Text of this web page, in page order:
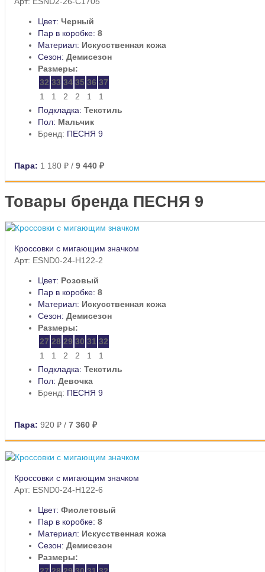
Цвет: Черный
Пар в коробке: 8
Материал: Искусственная кожа
Сезон: Демисезон
Размеры:
32 33 34 35 36 37
1
1 2 2 1
1
Подкладка: Текстиль
Пол: Мальчик
Бренд: ПЕСНЯ 9
Пара: 1 180 ₽ / 9 440 ₽
Товары бренда ПЕСНЯ 9
Кроссовки с мигающим значком
Арт: ESND0-24-H122-2
Цвет: Розовый
Пар в коробке: 8
Материал: Искусственная кожа
Сезон: Демисезон
Размеры:
27 28 29 30 31 32
1
1 2 2 1
1
Подкладка: Текстиль
Пол: Девочка
Бренд: ПЕСНЯ 9
Пара: 920 ₽ / 7 360 ₽
Кроссовки с мигающим значком
Арт: ESND0-24-H122-6
Цвет: Фиолетовый
Пар в коробке: 8
Материал: Искусственная кожа
Сезон: Демисезон
Размеры: